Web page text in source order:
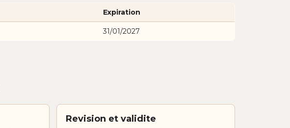
Expiration
31/01/2027
Revision et validite